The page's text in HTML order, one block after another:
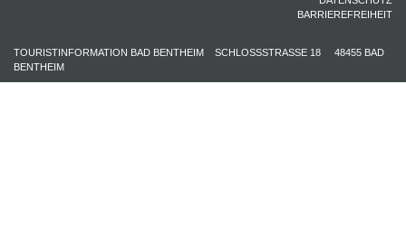
BARRIEREFREIHEIT
TOURISTINFORMATION BAD BENTHEIM SCHLOSSSTRASSE 18 48455 BAD
BENTHEIM